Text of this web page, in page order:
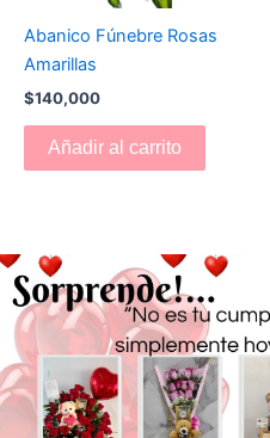
Abanico Fúnebre Rosas
Amarillas
$140,000
Añadir al carrito